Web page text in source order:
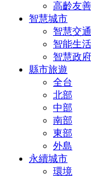
高齡友善
智慧城市
智慧交通
智能生活
智慧政府
縣市旅遊
全台
北部
中部
南部
東部
外島
永續城市
環境